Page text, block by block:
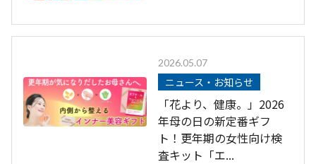
2026.05.07
ニュース・お知らせ
「花より、健康。」2026
年母の日の新定番ギフ
ト！更年期の女性向け検
査キット「エ...